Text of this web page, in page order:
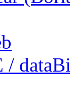
/ dataBi